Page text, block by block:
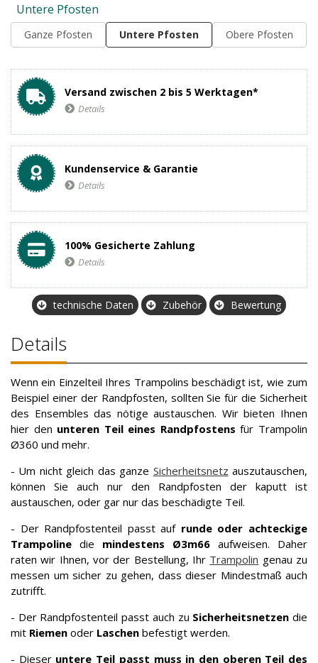
Untere Pfosten
Ganze Pfosten Untere Pfosten Obere Pfosten
Versand zwischen 2 bis 5 Werktagen*
Details
Kundenservice & Garantie
Details
100% Gesicherte Zahlung
Details
technische Daten Zubehör Bewertung
Details
Wenn ein Einzelteil Ihres Trampolins beschädigt ist, wie zum
Beispiel einer der Randpfosten, sollten Sie für die Sicherheit
des Ensembles das nötige austauschen. Wir bieten Ihnen
hier den unteren Teil eines Randpfostensfür Trampolin
Ø360 und mehr.
- Um nicht gleich das ganze Sicherheitsnetz auszutauschen,
können Sie auch nur den Randpfosten der kaputt ist
austauschen, oder gar nur das beschädigte Teil.
- Der Randpfostenteil passt auf runde oder achteckige
Trampoline die mindestens Ø3m66 aufweisen. Daher
raten wir Ihnen, vor der Bestellung, Ihr Trampolin genau zu
messen um sicher zu gehen, dass dieser Mindestmaß auch
zutrifft.
- Der Randpfostenteil passt auch zu Sicherheitsnetzen die
mit Riemen oder Laschen befestigt werden.
- Dieser untere Teil passt muss in den oberen Teil des